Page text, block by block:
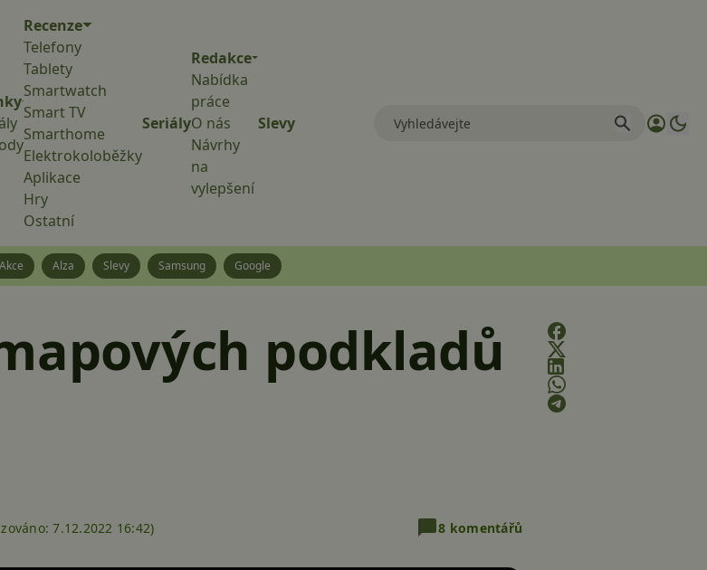
Recenze
Telefony
Tablety
Smartwatch
Smart TV
Smarthome
Elektrokoloběžky
Aplikace
Hry
Ostatní
Seriály
Redakce
Nabídka
práce
O nás
Návrhy
na
vylepšení
Slevy
Akce Alza Slevy Samsung Google
podkladů
7.12.2022 16:42) 8 komentářů